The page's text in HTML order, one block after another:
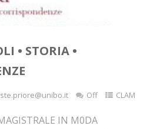
• STORIA •
Off CLAM
IN M0DA